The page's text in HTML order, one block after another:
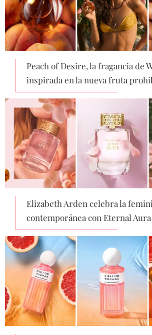
Peach of Desire, la fragancia de
inspirada en la nueva fruta
Elizabeth Arden celebra la
contemporánea con Eternal Aura